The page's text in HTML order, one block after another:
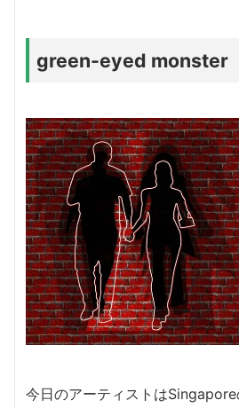
green-eyed monster
今日のアーティストは